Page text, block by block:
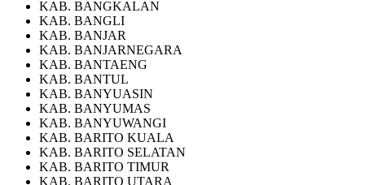
KAB. BANGKALAN
KAB. BANGLI
KAB. BANJAR
KAB. BANJARNEGARA
KAB. BANTAENG
KAB. BANTUL
KAB. BANYUASIN
KAB. BANYUMAS
KAB. BANYUWANGI
KAB. BARITO KUALA
KAB. BARITO SELATAN
KAB. BARITO TIMUR
KAB. BARITO UTARA